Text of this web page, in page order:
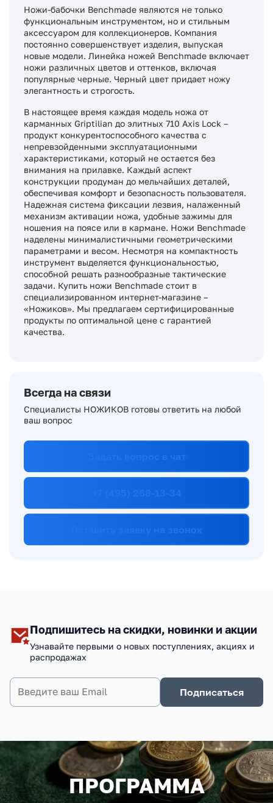
Ножи-бабочки Benchmade являются не только
функциональным инструментом, но и стильным
аксессуаром для коллекционеров. Компания
постоянно совершенствует изделия, выпуская
новые модели. Линейка ножей Benchmade включает
ножи различных цветов и оттенков, включая
популярные черные. Черный цвет придает ножу
элегантность и строгость.
В настоящее время каждая модель ножа от
карманных Griptilian до элитных 710 Axis Lock –
продукт конкурентоспособного качества с
непревзойденными эксплуатационными
характеристиками, который не остается без
внимания на прилавке. Каждый аспект
конструкции продуман до мельчайших деталей,
обеспечивая комфорт и безопасность пользователя.
Надежная система фиксации лезвия, налаженный
механизм активации ножа, удобные зажимы для
ношения на поясе или в кармане. Ножи Benchmade
наделены минималистичными геометрическими
параметрами и весом. Несмотря на компактность
инструмент выделяется функциональностью,
способной решать разнообразные тактические
задачи. Купить ножи Benchmade стоит в
специализированном интернет-магазине –
«Ножиков». Мы предлагаем сертифицированные
продукты по оптимальной цене с гарантией
качества.
Всегда на связи
Специалисты НОЖИКОВ готовы ответить на любой
ваш вопрос
Подпишитесь на скидки, новинки и акции
Узнавайте первыми о новых поступлениях, акциях и
распродажах
Подписаться
ПРОГРАММА